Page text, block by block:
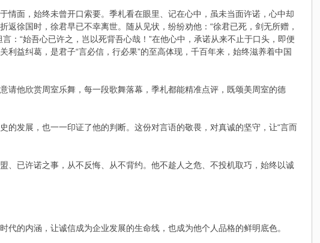
面，始终未曾开口索要。季札看在眼里、记在心中，虽未当面许诺，心中却
徐国时，徐君早已不幸离世。随从见状，纷纷劝他：“徐君已死，剑无所赠，
：“始吾心已许之，岂以死背吾心哉！”在他心中，承诺从来不止于口头，即便
益纠葛，是君子“言必信，行必果”的至高体现，千百年来，始终滋养着中国
请他欣赏周室乐舞，每一段歌舞落幕，季札都能精准点评，既颂美周室的德
发展，也一一印证了他的判断。这份对言语的敬畏，对真诚的坚守，让“言而
已许诺之事，从不反悔、从不背约。他不趁人之危、不投机取巧，始终以诚
的内涵，让诚信成为企业发展的生命线，也成为他个人品格的鲜明底色。